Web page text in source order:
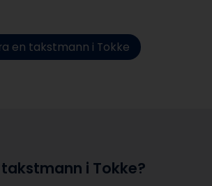
en takstmann i Tokke
i Tokke?